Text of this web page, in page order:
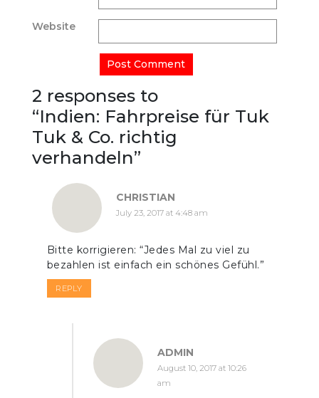
Website
2 responses to
“Indien: Fahrpreise für Tuk
Tuk & Co. richtig
verhandeln”
CHRISTIAN
July 23, 2017 at 4:48 am
Bitte korrigieren: “Jedes Mal zu viel zu
bezahlen ist einfach ein schönes Gefühl.”
REPLY
ADMIN
August 10, 2017 at 10:26
am